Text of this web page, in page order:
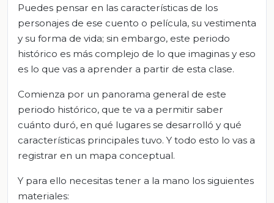
Puedes pensar en las características de los
personajes de ese cuento o película, su vestimenta
y su forma de vida; sin embargo, este periodo
histórico es más complejo de lo que imaginas y eso
es lo que vas a aprender a partir de esta clase.
Comienza por un panorama general de este
periodo histórico, que te va a permitir saber
cuánto duró, en qué lugares se desarrolló y qué
características principales tuvo. Y todo esto lo vas a
registrar en un mapa conceptual.
Y para ello necesitas tener a la mano los siguientes
materiales: